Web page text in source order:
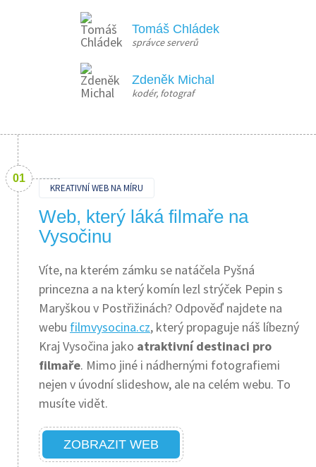
Tomáš Chládek
správce serverů
Zdeněk Michal
kodér, fotograf
KREATIVNÍ WEB NA MÍRU
Web, který láká filmaře na
Vysočinu
Víte, na kterém zámku se natáčela Pyšná
princezna a na který komín lezl strýček Pepin s
Maryškou v Postřižinách? Odpověď najdete na
webu filmvysocina.cz, který propaguje náš líbezný
Kraj Vysočina jako atraktivní destinaci pro
filmaře. Mimo jiné i nádhernými fotografiemi
nejen v úvodní slideshow, ale na celém webu. To
musíte vidět.
ZOBRAZIT WEB